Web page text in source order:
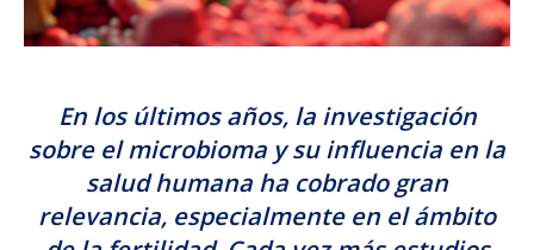
En los últimos años, la investigación
sobre el microbioma y su influencia en la
salud humana ha cobrado gran
relevancia, especialmente en el ámbito